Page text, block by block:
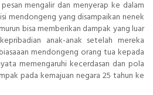
mengalir dan menyerap ke dalam
mendongeng yang disampaikan nenek
bisa memberikan dampak yang luar
anak-anak setelah mereka
mendongeng orang tua kepada
memengaruhi kecerdasan dan pola
pada kemajuan negara 25 tahun ke